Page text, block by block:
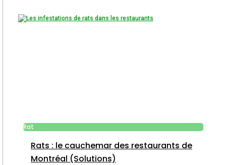
Rat
Rats : le cauchemar des restaurants de
Montréal (Solutions)